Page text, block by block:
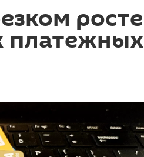
росте
платежных